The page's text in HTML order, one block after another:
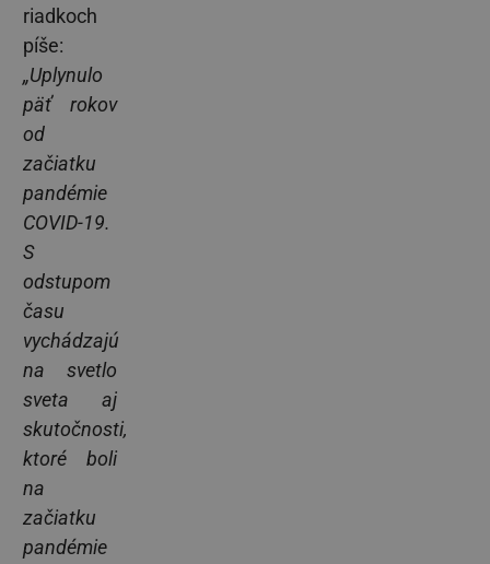
riadkoch
píše:
„Uplynulo
päť rokov
od
začiatku
pandémie
COVID-19.
S
odstupom
času
vychádzajú
na svetlo
sveta aj
skutočnosti,
ktoré boli
na
začiatku
pandémie